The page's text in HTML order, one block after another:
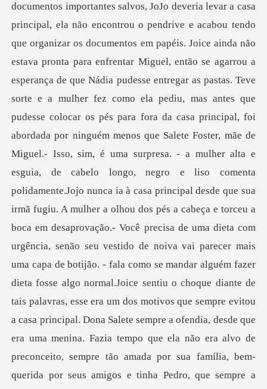
documentos importantes salvos, JoJo deveria levar a casa
principal, ela não encontrou o pendrive e acabou tendo
que organizar os documentos em papéis. Joice ainda não
estava pronta para enfrentar Miguel, então se agarrou a
esperança de que Nádia pudesse entregar as pastas. Teve
sorte e a mulher fez como ela pediu, mas antes que
pudesse colocar os pés para fora da casa principal, foi
abordada por ninguém menos que Salete Foster, mãe de
Miguel.- Isso, sim, é uma surpresa. - a mulher alta e
esguia, de cabelo longo, negro e liso comenta
polidamente.Jojo nunca ia à casa principal desde que sua
irmã fugiu. A mulher a olhou dos pés a cabeça e torceu a
boca em desaprovação.- Você precisa de uma dieta com
urgência, senão seu vestido de noiva vai parecer mais
uma capa de botijão. - fala como se mandar alguém fazer
dieta fosse algo normal.Joice sentiu o choque diante de
tais palavras, esse era um dos motivos que sempre evitou
a casa principal. Dona Salete sempre a ofendia, desde que
era uma menina. Fazia tempo que ela não era alvo de
preconceito, sempre tão amada por sua família, bem-
querida por seus amigos e tinha Pedro, que sempre a